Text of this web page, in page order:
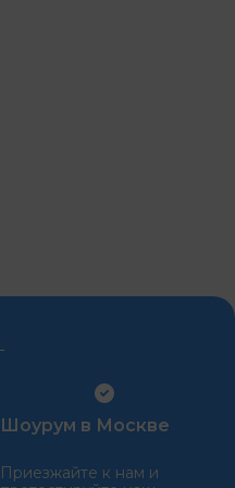
Шоурум в Москве
Приезжайте к нам и